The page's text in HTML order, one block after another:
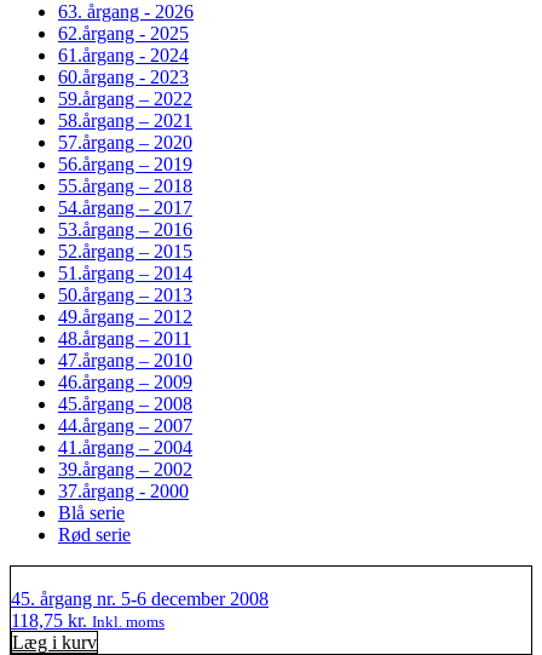
63. årgang - 2026
62.årgang - 2025
61.årgang - 2024
60.årgang - 2023
59.årgang – 2022
58.årgang – 2021
57.årgang – 2020
56.årgang – 2019
55.årgang – 2018
54.årgang – 2017
53.årgang – 2016
52.årgang – 2015
51.årgang – 2014
50.årgang – 2013
49.årgang – 2012
48.årgang – 2011
47.årgang – 2010
46.årgang – 2009
45.årgang – 2008
44.årgang – 2007
41.årgang – 2004
39.årgang – 2002
37.årgang - 2000
Blå serie
Rød serie
45. årgang nr. 5-6 december 2008
118,75 kr. Inkl. moms
Læg i kurv